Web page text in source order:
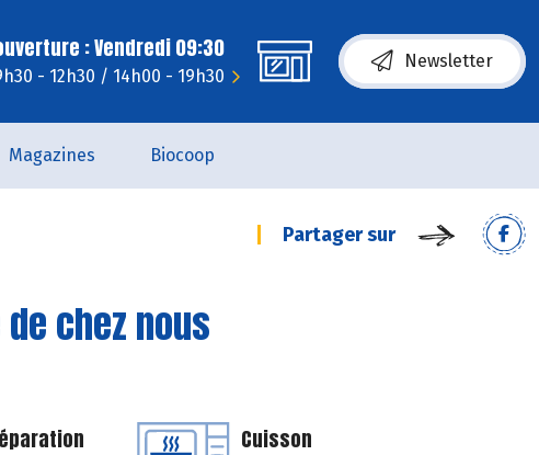
: Vendredi 09:30
- 12h30 / 14h00 - 19h30
Newsletter
Magazines Biocoop
Partager sur
chez nous
Cuisson